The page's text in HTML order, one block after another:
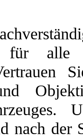
für
nach der